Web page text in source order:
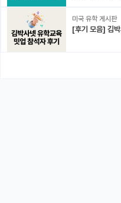
미국 유학 게시판
[후기 모음] 김